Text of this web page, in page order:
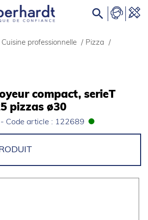

Cuisine professionnelle / Pizza
/
compact, serieT
pizzas ø30
- Code article : 122689